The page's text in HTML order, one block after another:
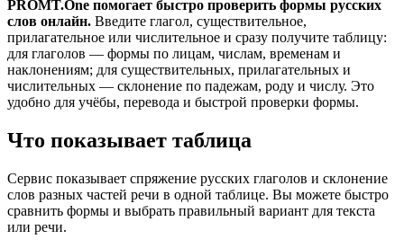
PROMT.One помогает быстро проверить формы русских
слов онлайн. Введите глагол, существительное,
прилагательное или числительное и сразу получите таблицу:
для глаголов — формы по лицам, числам, временам и
наклонениям; для существительных, прилагательных и
числительных — склонение по падежам, роду и числу. Это
удобно для учёбы, перевода и быстрой проверки формы.
Что показывает таблица
Сервис показывает спряжение русских глаголов и склонение
слов разных частей речи в одной таблице. Вы можете быстро
сравнить формы и выбрать правильный вариант для текста
или речи.